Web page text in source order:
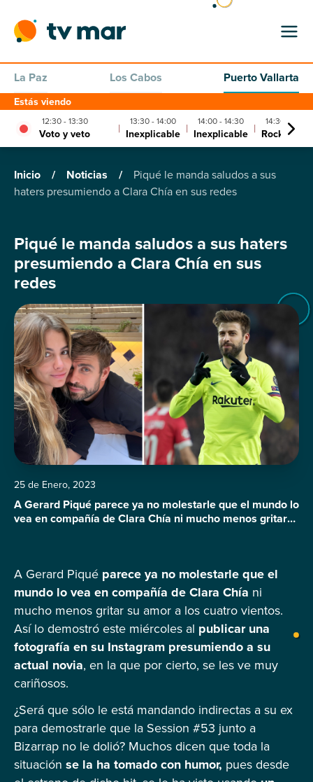
La Paz Los Cabos Puerto Vallarta
Estás viendo
12:30 - 13:30
Voto y veto | 13:30 - 14:00
Inexplicable | 14:00 - 14:30
Inexplicable | 14:30 - 15:30
Rock &
Inicio / Noticias /
Piqué le manda saludos a sus
haters presumiendo a Clara Chía en sus redes
Piqué le manda saludos a sus haters
presumiendo a Clara Chía en sus
redes
25 de Enero, 2023
A Gerard Piqué parece ya no molestarle que el mundo lo
vea en compañía de Clara Chía ni mucho menos gritar
les ve muy cariñosos. ¿Será […]
A Gerard Piqué parece ya no molestarle que el
mundo lo vea en compañía de Clara Chía ni
mucho menos gritar su amor a los cuatro vientos.
Así lo demostró este miércoles al publicar una
fotografía en su Instagram presumiendo a su
actual novia, en la que por cierto, se les ve muy
cariñosos.
¿Será que sólo le está mandando indirectas a su ex
para demostrarle que la Session #53 junto a
Bizarrap no le dolió? Muchos dicen que toda la
situación se la ha tomado con humor, pues desde